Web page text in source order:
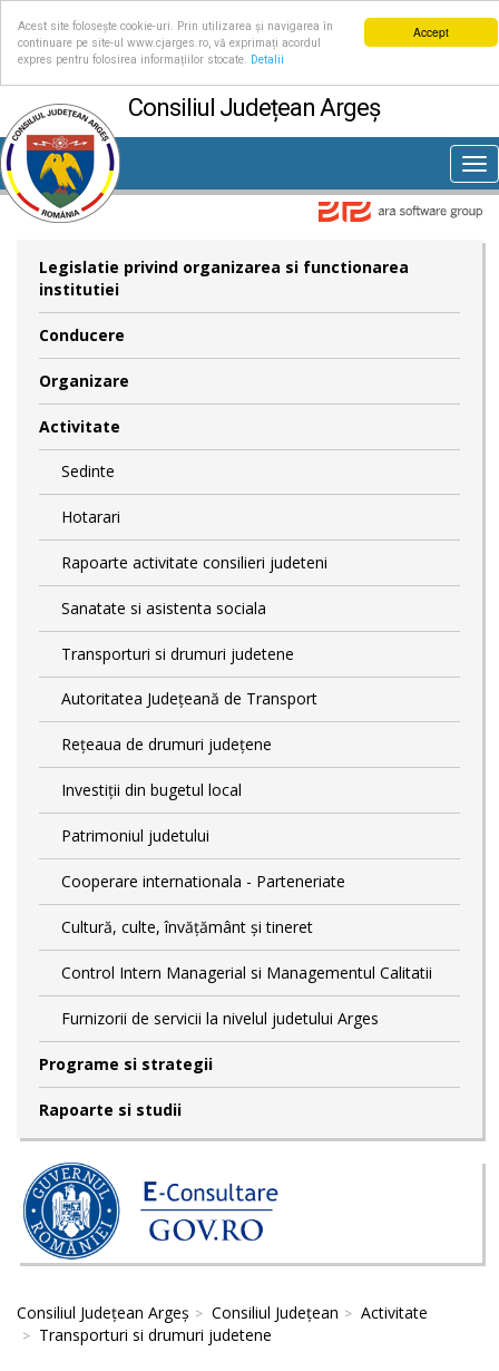
Accept
Acest site folosește cookie-uri. Prin utilizarea și navigarea în
continuare pe site-ul www.cjarges.ro, vă exprimați acordul
expres pentru folosirea informațiilor stocate.
Detalii
Consiliul Județean Argeș
Legislatie privind organizarea si functionarea
institutiei
Conducere
Organizare
Activitate
Sedinte
Hotarari
Rapoarte activitate consilieri judeteni
Sanatate si asistenta sociala
Transporturi si drumuri judetene
Autoritatea Județeană de Transport
Rețeaua de drumuri județene
Investiții din bugetul local
Patrimoniul judetului
Cooperare internationala - Parteneriate
Cultură, culte, învățământ și tineret
Control Intern Managerial si Managementul Calitatii
Furnizorii de servicii la nivelul judetului Arges
Programe si strategii
Rapoarte si studii
Consiliul Județean Argeș Consiliul Județean
Activitate
Transporturi si drumuri judetene